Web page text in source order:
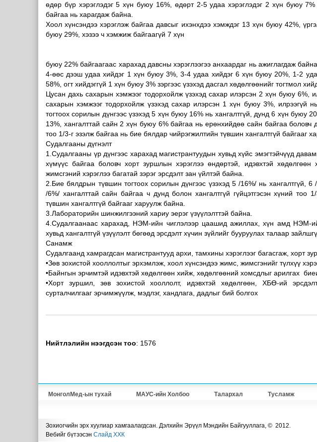
өдөр бүр хэрэглэдэг 5 хүн буюу 16%, өдөрт 2-5 удаа хэрэглэдэг 2 хүн буюу
байгаа нь харагдаж байна.
Хоол хүнсэндээ хэрэглэж байгаа давсыг ихэнхдээ хэмждэг 13 хүн буюу 42%,
буюу 29%, хэзээ ч хэмжиж байгаагүй 7 хүн
буюу 22% байгаагаас харахад давсны хэрэглээгээ анхаардаг нь ажиглагдаж
4-өөс дээш удаа хийдэг 1 хүн буюу 3%, 3-4 удаа хийдэг 6 хүн буюу 20%, 1-2
58%, огт хийдэггүй 1 хүн буюу 3% зэргээс үзэхэд дасгал хөдөлгөөнийг тогтмол
Цусан дахь сахарын хэмжээг тодорхойлж үзэхэд сахар илэрсэн 2 хүн буюу 6%,
сахарын хэмжээг тодорхойлж үзэхэд сахар илэрсэн 1 хүн буюу 3%,
тогтоох сорилын дүнгээс үзэхэд 5 хүн буюу 16% нь хангалтгүй, дунд 6 хүн буюу
13%, хангалттай сайн 2 хүн буюу 6% байгаа нь ерөнхийдөө сайн байгаа боловч
тоо 1/3-г эзэлж байгаа нь бие бялдар чийрэгжилтийн түвшин хангалтгүй байгааг
Судалгааны дүгнэлт
1.Судалгааны үр дүнгээс харахад магистрантуудын хувьд хүйс эмэгтэйчүүд
хүмүүс байгаа боловч хорт зуршлын хэрэглээ өндөртэй, идэвхтэй
жимсгэний хэрэглээ багатай зэрэг эрсдэлт зан үйлтэй байна.
2.Бие бялдрын түвшин тогтоох сорилын дүнгээс үзэхэд 5 /16%/ нь хангалтгүй,
/6%/ хангалттай сайн байгаа ч дунд болон хангалтгүй гүйцэтгэсэн хүний тоо
түвшин хангалтгүй байгааг харуулж байна.
3.Лабораторийн шинжилгээний хариу эерэг үзүүлэлттэй байна.
4.Судалгаанаас харахад, НЭМ-ийн чиглэлээр цаашид ажиллах, хүн амд НЭМ-
хувьд хангалтгүй үзүүлэлт бөгөөд эрсдэлт хүчин зүйлийг бууруулах талаар
Санамж
Судалгаанд хамрагдсан магистрантууд архи, тамхины хэрэглээг багасгаж, хорт
•Зөв зохистой хооллолтыг эрхэмлэж, хоол хүнсэндээ жимс, жимсгэнийг түлхүү
•Байнгын эрчимтэй идэвхтэй хөдөлгөөн хийж, хөдөлгөөний хомсдлыг арилгах
•Хорт зуршил, зөв зохистой хооллолт, идэвхтэй хөдөлгөөн, ХБӨ-ий
сурталчилгааг эрчимжүүлж, мэдлэг, хандлага, дадлыг бий болгох
Нийтлэлийн нээгдсэн тоо: 1576
МонголМед-ын тухай МАУС-ийн Холбоо Талархал Тусламж
Зохиогчийн эрх хуулиар хамгаалагдсан. Дэлхийн Эрүүл Мэндийн Байгууллага, © 2012.
Вебийг бүтээсэн Слайд ХХК